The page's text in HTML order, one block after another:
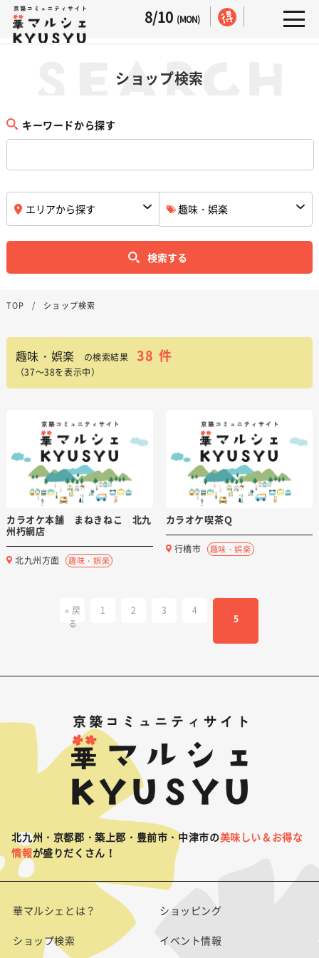
8/10 (MON)
ショップ検索
キーワードから探す
検索する
TOP ショップ検索
趣味・娯楽 の検索結果 38 件
（37～38を表示中）
カラオケ本舗 まねきねこ 北九
州朽網店
北九州方面 趣味・娯楽
カラオケ喫茶Ｑ
行橋市 趣味・娯楽
« 戻
る
1 2 3 4
5
北九州・京都郡・築上郡・豊前市・中津市の美味しい＆お得な
情報が盛りだくさん！
華マルシェとは？ ショッピング
ショップ検索 イベント情報